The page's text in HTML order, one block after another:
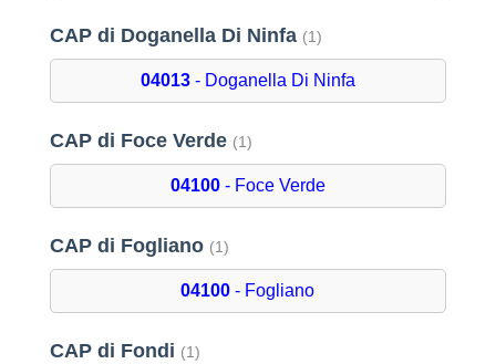
CAP di Doganella Di Ninfa (1)
04013- Doganella Di Ninfa
CAP di Foce Verde (1)
04100- Foce Verde
CAP di Fogliano (1)
04100 - Fogliano
CAP di Fondi (1)